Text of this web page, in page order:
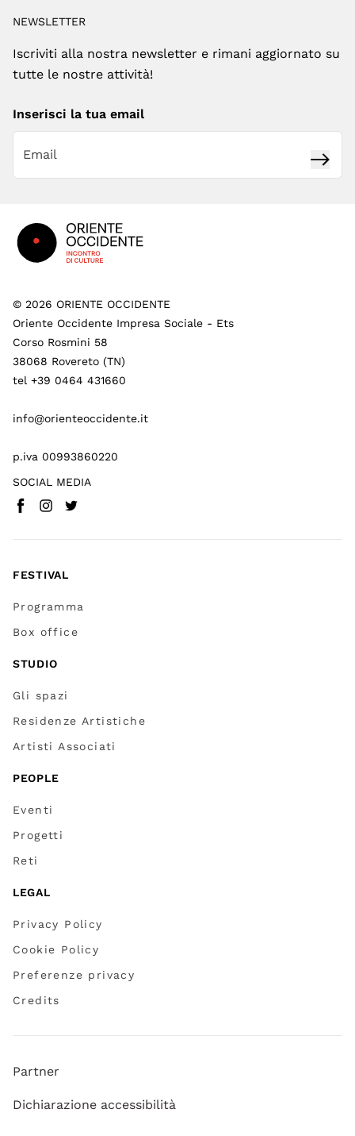
NEWSLETTER
Iscriviti alla nostra newsletter e rimani aggiornato su
tutte le nostre attività!
Inserisci la tua email
© 2026 ORIENTE OCCIDENTE
Oriente Occidente Impresa Sociale - Ets
Corso Rosmini 58
38068 Rovereto (TN)
tel +39 0464 431660
info@orienteoccidente.it
p.iva 00993860220
SOCIAL MEDIA
Facebook(
Instagram
Twitter
FESTIVAL
Programma
Box office
STUDIO
Gli spazi
Residenze Artistiche
Artisti Associati
PEOPLE
Eventi
Progetti
Reti
LEGAL
Privacy Policy
Cookie Policy
Preferenze privacy
Credits
Partner
Dichiarazione accessibilità